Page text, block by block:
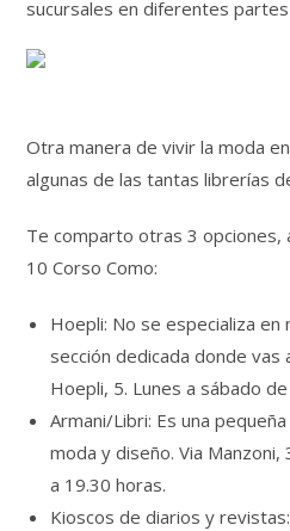
sucursales en diferentes
Otra manera de vivir la moda
algunas de las tantas librerías
Te comparto otras 3 opciones,
10 Corso Como:
Hoepli: No se especializa en
sección dedicada donde vas
Hoepli, 5. Lunes a sábado
Armani/Libri: Es una
moda y diseño. Via
a 19.30 horas.
Kioscos de diarios y